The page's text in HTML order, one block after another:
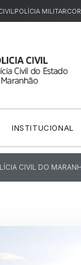
POLÍCIA MILITAR
INSTITUCIONAL
CIVIL DO